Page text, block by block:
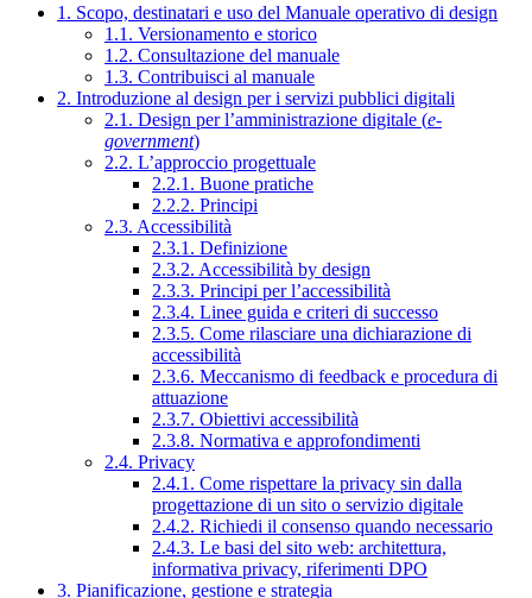
1. Scopo, destinatari e uso del Manuale operativo di design
1.1. Versionamento e storico
1.2. Consultazione del manuale
1.3. Contribuisci al manuale
2. Introduzione al design per i servizi pubblici digitali
2.1. Design per l’amministrazione digitale (e-
government)
2.2. L’approccio progettuale
2.2.1. Buone pratiche
2.2.2. Principi
2.3. Accessibilità
2.3.1. Definizione
2.3.2. Accessibilità by design
2.3.3. Principi per l’accessibilità
2.3.4. Linee guida e criteri di successo
2.3.5. Come rilasciare una dichiarazione di
accessibilità
2.3.6. Meccanismo di feedback e procedura di
attuazione
2.3.7. Obiettivi accessibilità
2.3.8. Normativa e approfondimenti
2.4. Privacy
2.4.1. Come rispettare la privacy sin dalla
progettazione di un sito o servizio digitale
2.4.2. Richiedi il consenso quando necessario
2.4.3. Le basi del sito web: architettura,
informativa privacy, riferimenti DPO
3. Pianificazione, gestione e strategia